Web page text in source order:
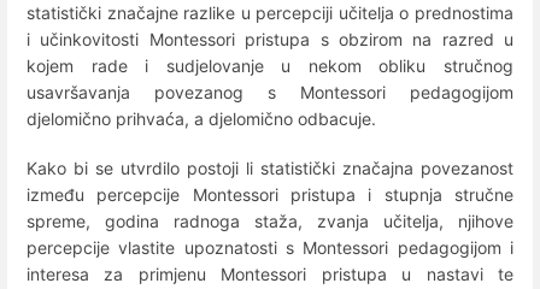
statistički značajne razlike u percepciji učitelja o prednostima
i učinkovitosti Montessori pristupa s obzirom na razred u
kojem rade i sudjelovanje u nekom obliku stručnog
usavršavanja povezanog s Montessori pedagogijom
djelomično prihvaća, a djelomično odbacuje.
Kako bi se utvrdilo postoji li statistički značajna povezanost
između percepcije Montessori pristupa i stupnja stručne
spreme, godina radnoga staža, zvanja učitelja, njihove
percepcije vlastite upoznatosti s Montessori pedagogijom i
interesa za primjenu Montessori pristupa u nastavi te